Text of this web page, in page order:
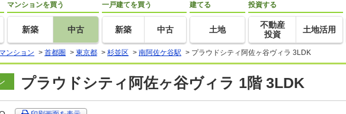
マンションを買う
新築 中古
一戸建てを買う
新築 中古
建てる
土地
投資する
不動産
投資
土地活用
ンション > 首都圏 > 東京都 > 杉並区 > 南阿佐ケ谷駅 > プラウドシティ阿佐ヶ谷ヴィラ 3LDK
プラウドシティ阿佐ヶ谷ヴィラ 1階 3LDK